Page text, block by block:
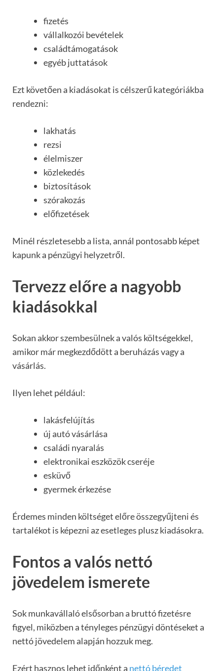
fizetés
vállalkozói bevételek
családtámogatások
egyéb juttatások
Ezt követően a kiadásokat is célszerű kategóriákba
rendezni:
lakhatás
rezsi
élelmiszer
közlekedés
biztosítások
szórakozás
előfizetések
Minél részletesebb a lista, annál pontosabb képet
kapunk a pénzügyi helyzetről.
Tervezz előre a nagyobb
kiadásokkal
Sokan akkor szembesülnek a valós költségekkel,
amikor már megkezdődött a beruházás vagy a
vásárlás.
Ilyen lehet például:
lakásfelújítás
új autó vásárlása
családi nyaralás
elektronikai eszközök cseréje
esküvő
gyermek érkezése
Érdemes minden költséget előre összegyűjteni és
tartalékot is képezni az esetleges plusz kiadásokra.
Fontos a valós nettó
jövedelem ismerete
Sok munkavállaló elsősorban a bruttó fizetésre
figyel, miközben a tényleges pénzügyi döntéseket a
nettó jövedelem alapján hozzuk meg.
Ezért hasznos lehet időnként a nettó béredet